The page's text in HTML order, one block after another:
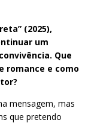
(2025),
um
Que
romance e como
mensagem, mas
que pretendo